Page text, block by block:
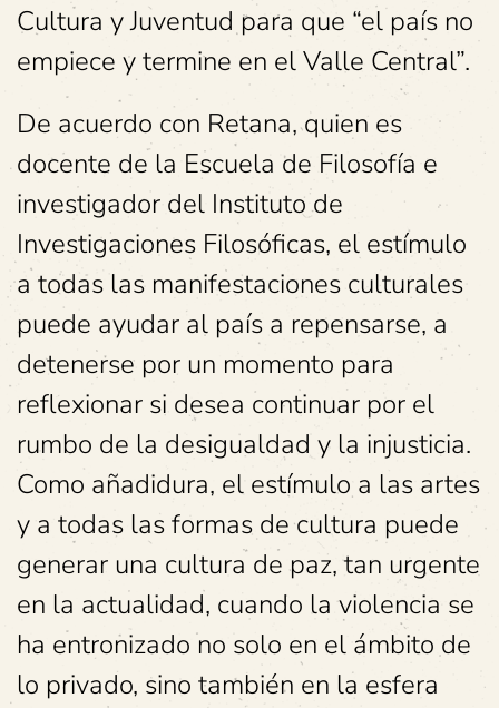
Cultura y Juventud para que “el país no
empiece y termine en el Valle Central”.
De acuerdo con Retana, quien es
docente de la Escuela de Filosofía e
investigador del Instituto de
Investigaciones Filosóficas, el estímulo
a todas las manifestaciones culturales
puede ayudar al país a repensarse, a
detenerse por un momento para
reflexionar si desea continuar por el
rumbo de la desigualdad y la injusticia.
Como añadidura, el estímulo a las artes
y a todas las formas de cultura puede
generar una cultura de paz, tan urgente
en la actualidad, cuando la violencia se
ha entronizado no solo en el ámbito de
lo privado, sino también en la esfera